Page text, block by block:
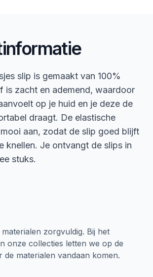
slip is gemaakt van 100%
is zacht en ademend, waardoor
op je huid en je deze de
draagt. De elastische
aan, zodat de slip goed blijft
knellen. Je ontvangt de slips in
stuks.
zorgvuldig. Bij het
onze collecties letten we op de
de materialen vandaan komen.